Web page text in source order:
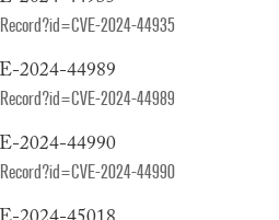
2024-44935
2024-44989
2024-44989
2024-44990
2024-44990